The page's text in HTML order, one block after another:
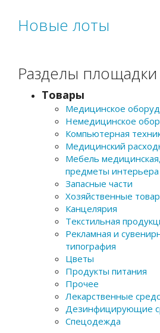
Новые лоты
Разделы площадки
Товары
Медицинское
Немедицинское
Компьютерная
Медицинский
Мебель
предметы интерьера
Запасные части
Хозяйственные
Канцелярия
Текстильная
Рекламная и
типография
Цветы
Продукты питания
Прочее
Лекарственные
Дезинфицирующие
Спецодежда